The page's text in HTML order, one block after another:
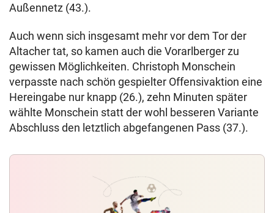
Außennetz (43.).
Auch wenn sich insgesamt mehr vor dem Tor der
Altacher tat, so kamen auch die Vorarlberger zu
gewissen Möglichkeiten. Christoph Monschein
verpasste nach schön gespielter Offensivaktion eine
Hereingabe nur knapp (26.), zehn Minuten später
wählte Monschein statt der wohl besseren Variante
Abschluss den letztlich abgefangenen Pass (37.).